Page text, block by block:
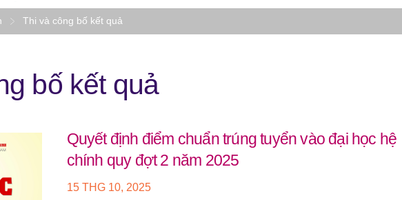
Thi và công bố kết quả
bố kết quả
Quyết định điểm chuẩn trúng tuyển vào đại học hệ
chính quy đợt 2 năm 2025
15 THG 10, 2025